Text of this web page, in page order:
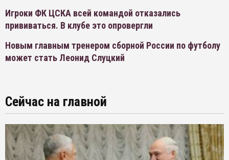
Игроки ФК ЦСКА всей командой отказались
прививаться. В клубе это опровергли
Новым главным тренером сборной России по футболу
может стать Леонид Слуцкий
Сейчас на главной